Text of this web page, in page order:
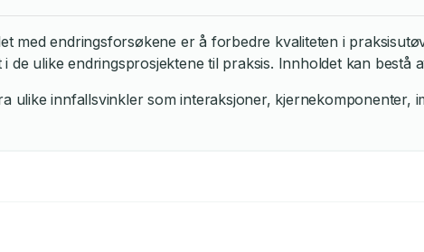
med endringsforsøkene er å forbedre kvaliteten i
ulike endringsprosjektene til praksis. Innholdet kan bestå
innfallsvinkler som interaksjoner, kjernekomponenter,